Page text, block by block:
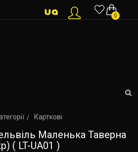
0
Карткові
Маленька Таверна
( LT-UA01 )